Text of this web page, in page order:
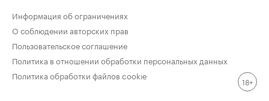
Информация об ограничениях
О соблюдении авторских прав
Пользовательское соглашение
Политика в отношении обработки персональных данных
Политика обработки файлов cookie
18+